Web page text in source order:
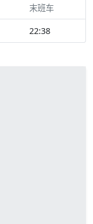
末班车
22:38